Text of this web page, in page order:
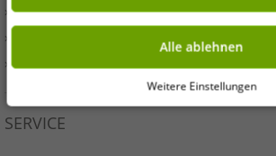
» AGB
» Datenschutz
» Impressum-o46
SERVICE
Alle ablehnen
Weitere Einstellungen